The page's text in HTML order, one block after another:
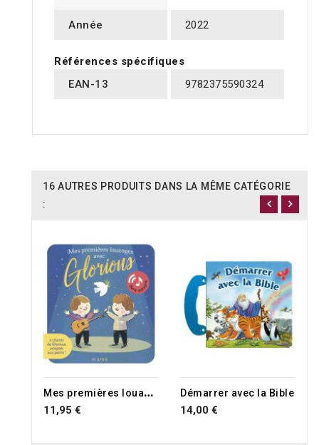
Année 2022
Références spécifiques
EAN-13
9782375590324
16 AUTRES PRODUITS DANS LA MÊME CATÉGORIE
:
M
es premières louanges avec Glorious
11,95 €
Démarrer avec la Bible
14,00 €